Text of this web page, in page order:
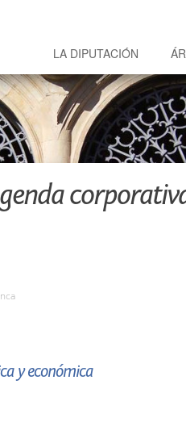
LA DIPUTACIÓN
y económica